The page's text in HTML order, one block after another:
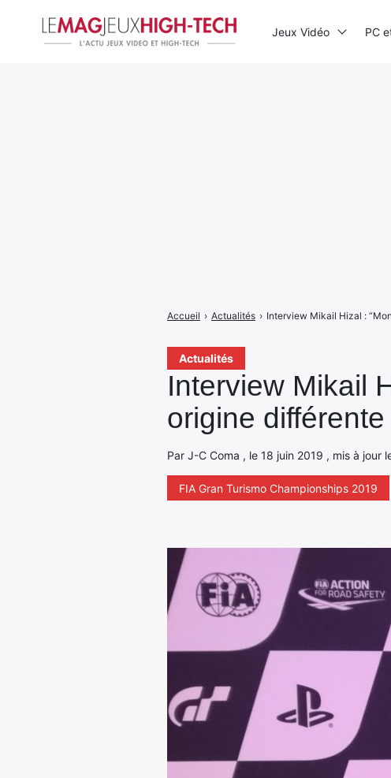
Actualités
Interview Mikail
origine différente
Par J-C Coma , le 18 juin 2019 , mis à jour
FIA Gran Turismo Championships 2019
Accueil › Actualités › Interview Mikail Hizal :
Jeux Vidéo PC